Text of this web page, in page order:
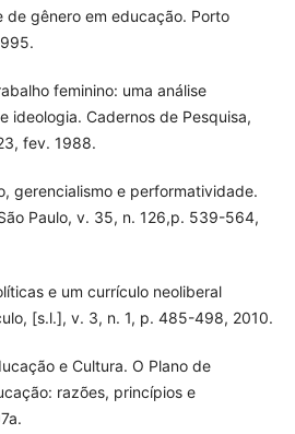
de gênero em educação. Porto
feminino: uma análise
ideologia. Cadernos de Pesquisa,
fev. 1988.
gerencialismo e performatividade.
Paulo, v. 35, n. 126,p. 539-564,
e um currículo neoliberal
[s.l.], v. 3, n. 1, p. 485-498, 2010.
e Cultura. O Plano de
razões, princípios e